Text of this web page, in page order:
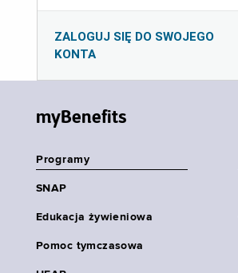
ZALOGUJ SIĘ DO SWOJEGO
KONTA
myBenefits
Programy
SNAP
Edukacja żywieniowa
Pomoc tymczasowa